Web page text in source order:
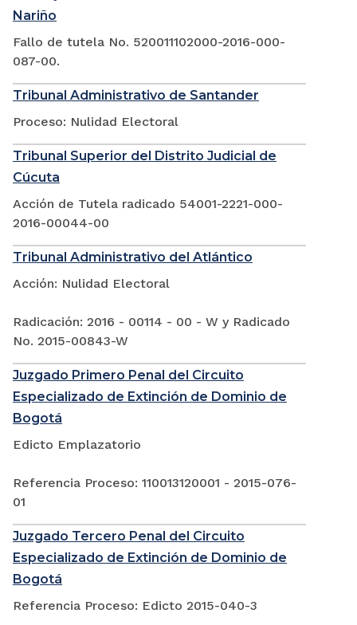
Nariño
Fallo de tutela No. 520011102000-2016-000-
087-00.
Tribunal Administrativo de Santander
Proceso: Nulidad Electoral
Tribunal Superior del Distrito Judicial de
Cúcuta
Acción de Tutela radicado 54001-2221-000-
2016-00044-00
Tribunal Administrativo del Atlántico
Acción: Nulidad Electoral
Radicación: 2016 - 00114 - 00 - W y Radicado
No. 2015-00843-W
Juzgado Primero Penal del Circuito
Especializado de Extinción de Dominio de
Bogotá
Edicto Emplazatorio
Referencia Proceso: 110013120001 - 2015-076-
01
Juzgado Tercero Penal del Circuito
Especializado de Extinción de Dominio de
Bogotá
Referencia Proceso: Edicto 2015-040-3